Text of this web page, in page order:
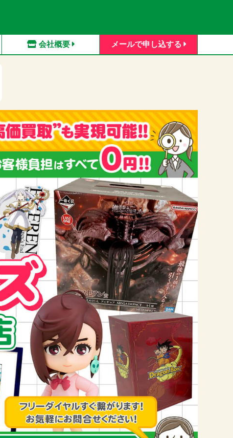
会社概要 メールで申し込する